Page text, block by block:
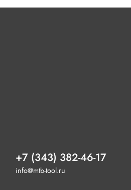
+7 (343) 382-46-17
info@mtb-tool.ru